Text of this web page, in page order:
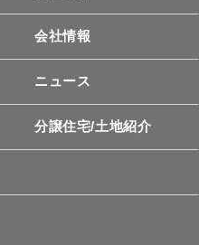
会社情報
ニュース
分譲住宅/土地紹介